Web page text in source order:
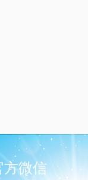
方微信